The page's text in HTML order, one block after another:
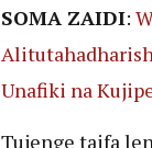
SOMA ZAIDI:
Unafiki na
Tujenge taifa